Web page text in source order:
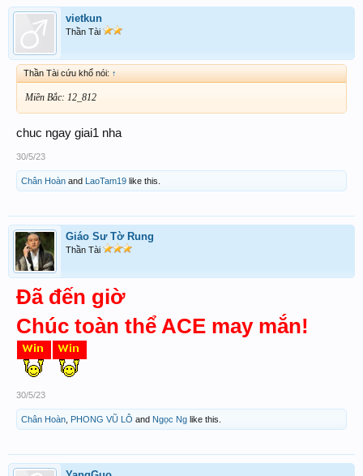
vietkun
Thần Tài
Thần Tài cứu khổ nói: ↑
Miền Bắc: 12_812
chuc ngay giai1 nha
30/5/23
Chân Hoàn and LaoTam19 like this.
Giáo Sư Tờ Rung
Thần Tài
Đã đến giờ
Chúc toàn thể ACE may mắn!
30/5/23
Chân Hoàn PHONG VŨ LÔ and Ngọc Ng like this.